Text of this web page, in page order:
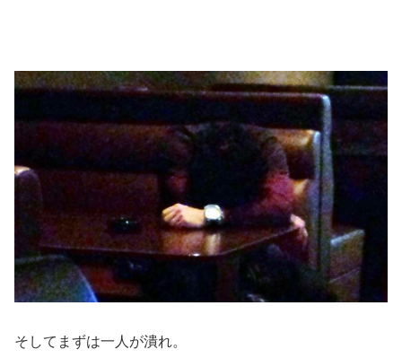
そしてまずは一人が潰れ。